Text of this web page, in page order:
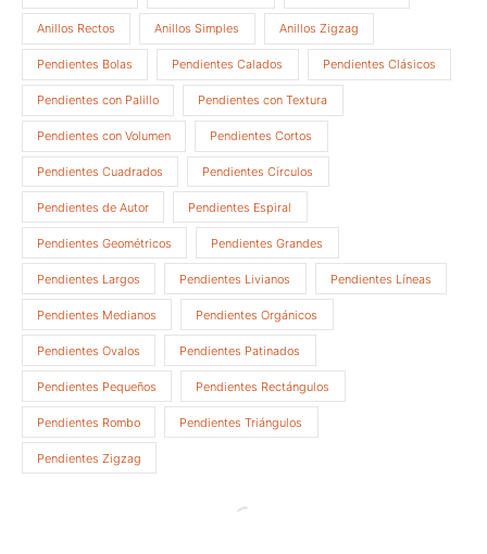
Anillos Rectos Anillos Simples Anillos Zigzag
Pendientes Bolas Pendientes Calados Pendientes Clásicos
Pendientes con Palillo Pendientes con Textura
Pendientes con Volumen Pendientes Cortos
Pendientes Cuadrados Pendientes Círculos
Pendientes de Autor Pendientes Espiral
Pendientes Geométricos Pendientes Grandes
Pendientes Largos Pendientes Livianos Pendientes Líneas
Pendientes Medianos Pendientes Orgánicos
Pendientes Ovalos Pendientes Patinados
Pendientes Pequeños Pendientes Rectángulos
Pendientes Rombo Pendientes Triángulos
Pendientes Zigzag